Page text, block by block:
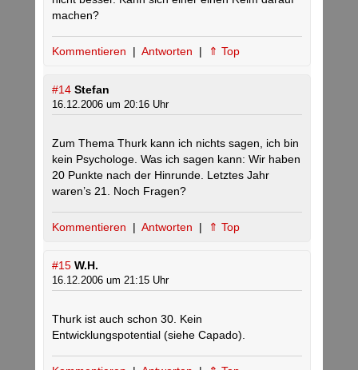
machen?
Kommentieren | Antworten | ⇑ Top
#14 Stefan
16.12.2006 um 20:16 Uhr
Zum Thema Thurk kann ich nichts sagen, ich bin
kein Psychologe. Was ich sagen kann: Wir haben
20 Punkte nach der Hinrunde. Letztes Jahr
waren’s 21. Noch Fragen?
Kommentieren | Antworten | ⇑ Top
#15 W.H.
16.12.2006 um 21:15 Uhr
Thurk ist auch schon 30. Kein
Entwicklungspotential (siehe Capado).